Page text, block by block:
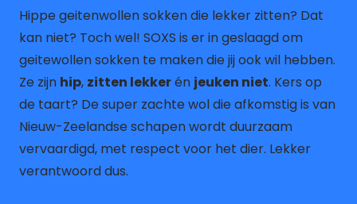
Hippe geitenwollen sokken die lekker zitten? Dat
kan niet? Toch wel! SOXS is er in geslaagd om
geitewollen sokken te maken die jij ook wil hebben.
Ze zijn hip, zitten lekkerén jeuken niet. Kers op
de taart? De super zachte wol die afkomstig is van
Nieuw-Zeelandse schapen wordt duurzaam
vervaardigd, met respect voor het dier. Lekker
verantwoord dus.